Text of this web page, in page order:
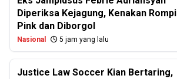
Diperiksa Kejagung, Kenakan Rompi
Pink dan Diborgol
Nasional 5 jam yang lalu
Justice Law Soccer Kian Bertaring,